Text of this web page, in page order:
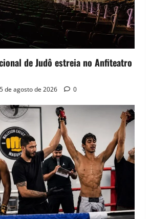
de Judô estreia no Anfiteatro
5 de agosto de 2026 0